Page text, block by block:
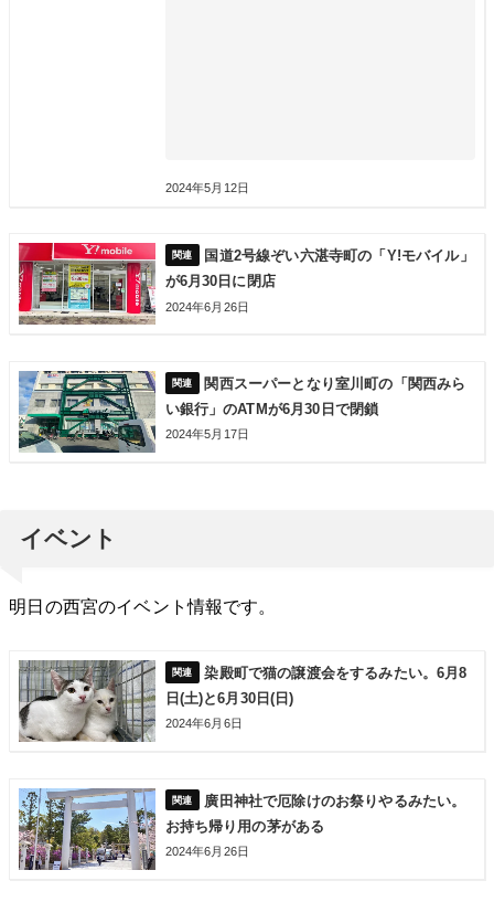
2024年5月12日
国道2号線ぞい六湛寺町の「Y!モバイル」
が6月30日に閉店
2024年6月26日
関西スーパーとなり室川町の「関西みら
い銀行」のATMが6月30日で閉鎖
2024年5月17日
イベント
明日の西宮のイベント情報です。
染殿町で猫の譲渡会をするみたい。6月8
日(土)と6月30日(日)
2024年6月6日
廣田神社で厄除けのお祭りやるみたい。
お持ち帰り用の茅がある
2024年6月26日